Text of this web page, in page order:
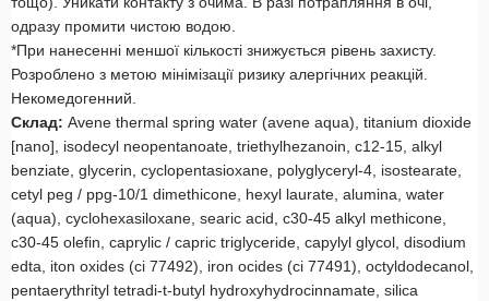
одразу промити чистою водою.
*При нанесенні меншої кількості знижується рівень захисту.
Розроблено з метою мінімізації ризику алергічних реакцій.
Некомедогенний.
Склад: Avene thermal spring water (avene aqua), titanium dioxide
[nano], isodecyl neopentanoate, triethylhezanoin, c12-15, alkyl
benziate, glycerin, cyclopentasioxane, polyglyceryl-4, isostearate,
cetyl peg / ppg-10/1 dimethicone, hexyl laurate, alumina, water
(aqua), cyclohexasiloxane, searic acid, c30-45 alkyl methicone,
c30-45 olefin, caprylic / capric triglyceride, capylyl glycol, disodium
edta, iton oxides (ci 77492), iron ocides (ci 77491), octyldodecanol,
pentaerythrityl tetradi-t-butyl hydroxyhydrocinnamate, silica